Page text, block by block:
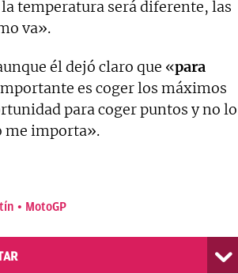
temperatura será diferente, las
va».
él dejó claro que «para
es coger los máximos
para coger puntos y no lo
me importa».
MotoGP